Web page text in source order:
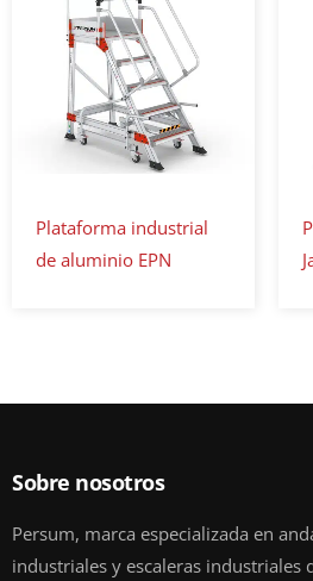
Plataforma industrial
de aluminio EPN
Sobre nosotros
Persum, marca especializada en
industriales y escaleras industriales